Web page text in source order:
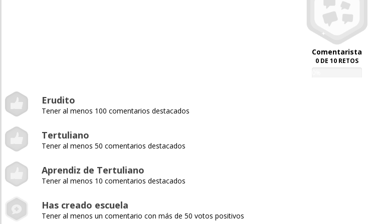
Comentarista
0 DE 10 RETOS
Erudito
Tener al menos 100 comentarios destacados
Tertuliano
Tener al menos 50 comentarios destacados
Aprendiz de Tertuliano
Tener al menos 10 comentarios destacados
Has creado escuela
Tener al menos un comentario con más de 50 votos positivos